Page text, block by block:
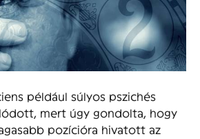
például súlyos pszichés
mert úgy gondolta, hogy
pozícióra hivatott az